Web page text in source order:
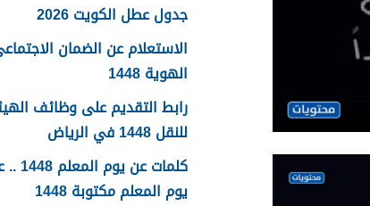
جدول عطل الكويت 2026
الاستعلام عن الضمان
الهوية 1448
رابط التقديم على وظائف
للنقل 1448 في الرياض
كلمات
يوم المعلم مكتوبة 1448